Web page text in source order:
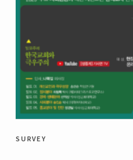
survey